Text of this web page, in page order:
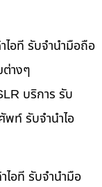
ไอที รับจำนำมือถือ
างๆ
บริการ รับ
พท์ รับจำนำไอ
ไอที รับจำนำมือ